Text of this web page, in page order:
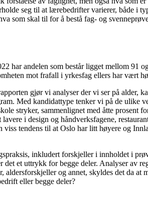
seg til at lærebedrifter varierer, både i
som skal til for å bestå fag- og
andelen som består ligget mellom 91
mot frafall i yrkesfag ellers har vært
gjør vi analyser der vi ser på alder,
Med kandidattype tenker vi på de ulike
stryker, sammenlignet med åtte prosent
i design og håndverksfagene,
tendens til at Oslo har litt høyere og
inkludert forskjeller i innholdet i
et uttrykk for begge deler. Analyser av
og annet, skyldes det da at
eller begge deler?